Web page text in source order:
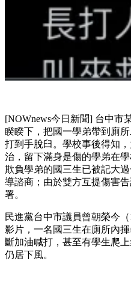
[NOWnews今日新聞] 台中市
睽睽下，把國一學弟帶到廁
打到手脫臼。學校事後得知
治，留下滿身是傷的學弟在
欺負學弟的國三生已被記大
導諮商；由於雙方互提傷害
署。
民進黨台中市議員曾朝榮今
影片，一名國三生在廁所內
斷加油喊打，甚至有學生爬
仍居下風。